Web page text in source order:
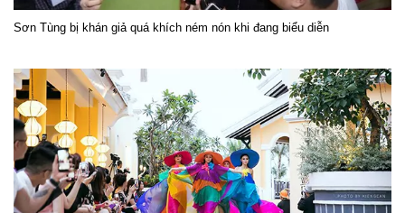
Sơn Tùng bị khán giả quá khích ném nón khi đang biểu diễn